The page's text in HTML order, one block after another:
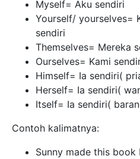
Myself= Aku sendiri
Yourself/ yourselves=
sendiri
Themselves= Mereka
Ourselves= Kami
Himself= Ia sendiri(
Herself= Ia sendiri(
Itself= Ia sendiri(
Contoh kalimatnya:
Sunny made this book